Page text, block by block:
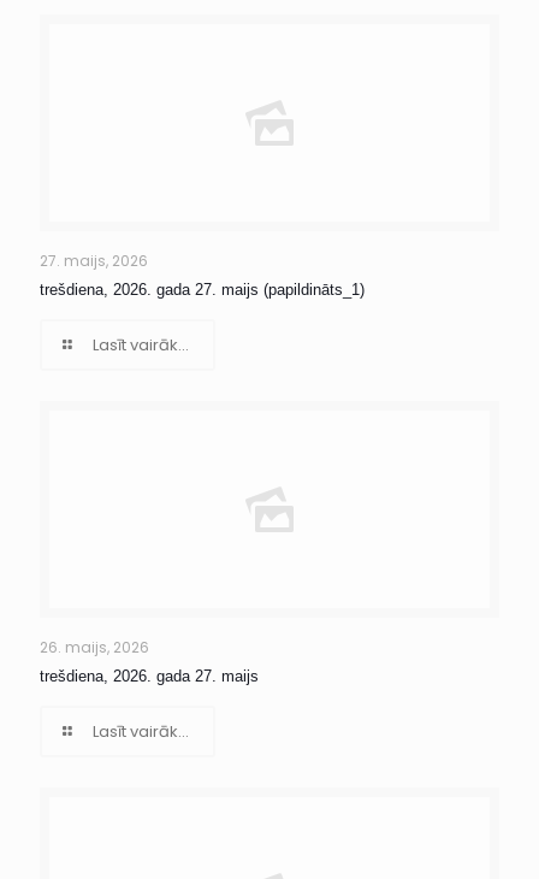
27. maijs, 2026
trešdiena, 2026. gada 27. maijs (papildināts_1)
Lasīt vairāk...
26. maijs, 2026
trešdiena, 2026. gada 27. maijs
Lasīt vairāk...